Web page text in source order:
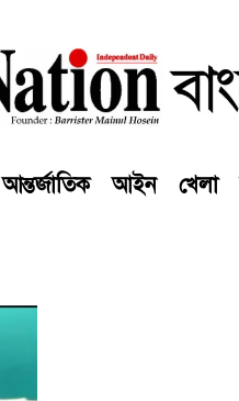
আন্তর্জাতিক আইন খেলা